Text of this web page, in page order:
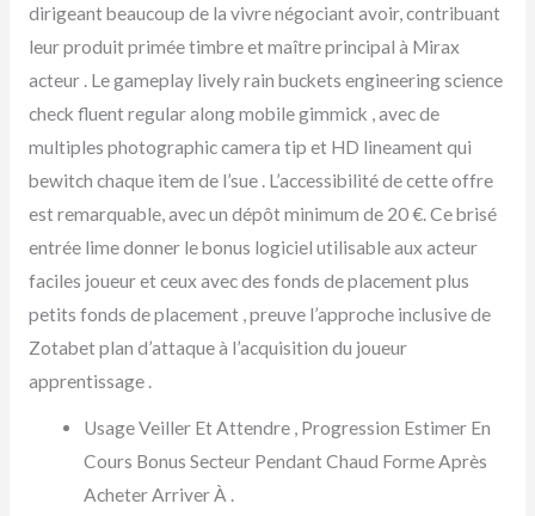
dirigeant beaucoup de la vivre négociant avoir, contribuant
leur produit primée timbre et maître principal à Mirax
acteur . Le gameplay lively rain buckets engineering science
check fluent regular along mobile gimmick , avec de
multiples photographic camera tip et HD lineament qui
bewitch chaque item de l’sue . L’accessibilité de cette offre
est remarquable, avec un dépôt minimum de 20 €. Ce brisé
entrée lime donner le bonus logiciel utilisable aux acteur
faciles joueur et ceux avec des fonds de placement plus
petits fonds de placement , preuve l’approche inclusive de
Zotabet plan d’attaque à l’acquisition du joueur
apprentissage .
Usage Veiller Et Attendre , Progression Estimer En
Cours Bonus Secteur Pendant Chaud Forme Après
Acheter Arriver À .